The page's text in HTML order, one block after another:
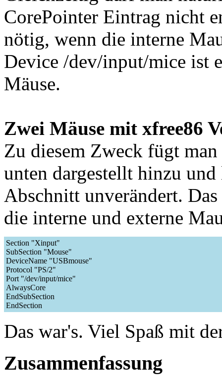
CorePointer Eintrag nicht
nötig, wenn die interne
Device /dev/input/mice ist
Mäuse.
Zwei Mäuse mit xfree86
Zu diesem Zweck fügt
unten dargestellt hinzu
Abschnitt unverändert.
die interne und externe
Section "Xinput"
SubSection "Mouse"
DeviceName "USBmouse"
Protocol "PS/2"
Port "/dev/input/mice"
AlwaysCore
EndSubSection
EndSection
Das war's. Viel Spaß mit
Zusammenfassung